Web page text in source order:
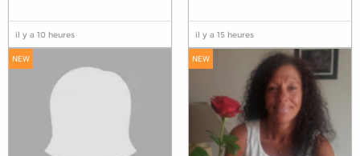
il y a 10 heures il y a 15 heures
NEW NEW